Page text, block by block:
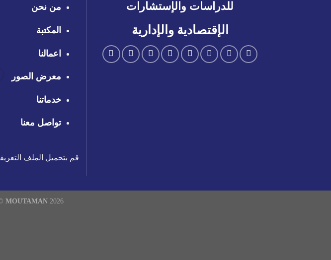
للدراسات والإستشارات
الإقتصادية والإدارية
من نحن
المكتبة
اعمالنا
معرض الصور
خدماتنا
تواصل معنا
قم بتحميل الملف
MOUTAMAN 2026